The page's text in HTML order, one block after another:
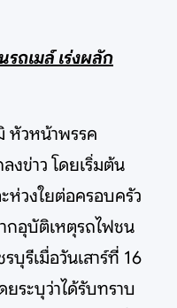
รถเมล์ เร่งผลัก
วหน้าพรรค
งข่าว โดยเริ่มต้น
ห่วงใยต่อครอบครัว
กอุบัติเหตุรถไฟชน
บุรีเมื่อวันเสาร์ที่ 16
ระบุว่าได้รับทราบ